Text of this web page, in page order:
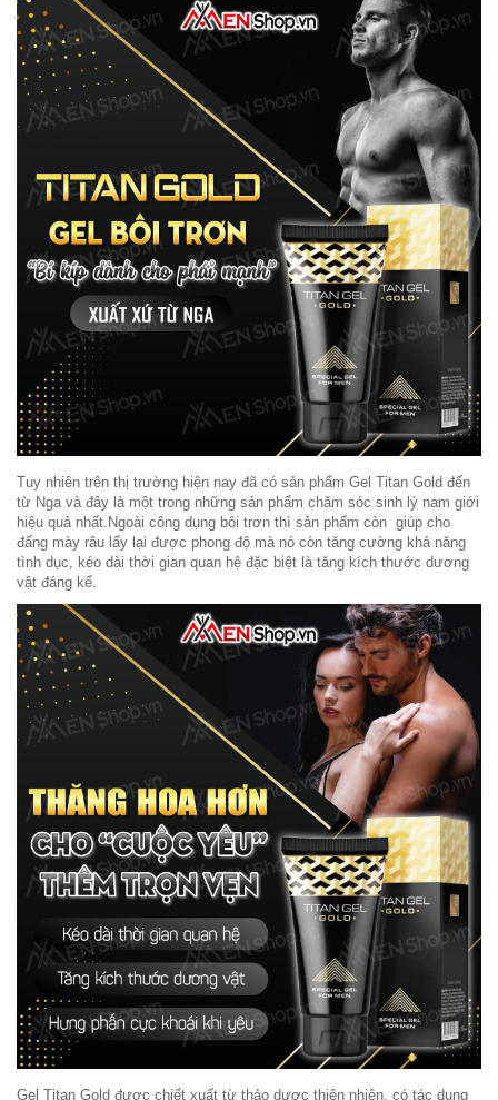
Tuy nhiên trên thị trường hiện nay đã có sản phẩm Gel Titan Gold đến
từ Nga và đây là một trong những sản phẩm chăm sóc sinh lý nam giới
hiệu quả nhất.Ngoài công dụng bôi trơn thì sản phẩm còn giúp cho
đấng mày râu lấy lại được phong độ mà nó còn tăng cường khả năng
tình dục, kéo dài thời gian quan hệ đặc biệt là tăng kích thước dương
vật đáng kể.
Gel Titan Gold được chiết xuất từ thảo dược thiên nhiên, có tác dụng